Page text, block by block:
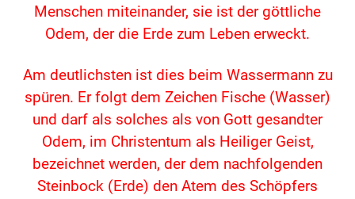
Menschen miteinander, sie ist der göttliche
Odem, der die Erde zum Leben erweckt.
Am deutlichsten ist dies beim Wassermann zu
spüren. Er folgt dem Zeichen Fische (Wasser)
und darf als solches als von Gott gesandter
Odem, im Christentum als Heiliger Geist,
bezeichnet werden, der dem nachfolgenden
Steinbock (Erde) den Atem des Schöpfers